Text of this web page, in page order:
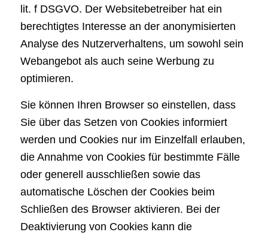
lit. f DSGVO. Der Websitebetreiber hat ein
berechtigtes Interesse an der anonymisierten
Analyse des Nutzerverhaltens, um sowohl sein
Webangebot als auch seine Werbung zu
optimieren.
Sie können Ihren Browser so einstellen, dass
Sie über das Setzen von Cookies informiert
werden und Cookies nur im Einzelfall erlauben,
die Annahme von Cookies für bestimmte Fälle
oder generell ausschließen sowie das
automatische Löschen der Cookies beim
Schließen des Browser aktivieren. Bei der
Deaktivierung von Cookies kann die